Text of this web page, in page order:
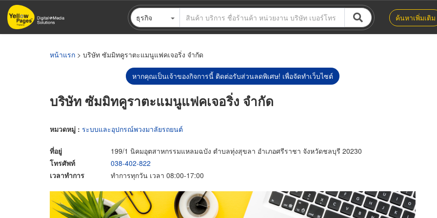
ข้าม
ไป
ธุรกิจ ค้นหาเพิ่มเติม
หน้าแรก > บริษัท ซัมมิทคูราตะแมนูแฟคเจอริ่ง จำกัด
หากคุณเป็นเจ้าของกิจการนี้ ติดต่อรับส่วนลดพิเศษ! เพื่อจัดทำเว็บไซต์
บริษัท ซัมมิทคูราตะแมนูแฟคเจอริ่ง จำกัด
หมวดหมู่ : ระบบและอุปกรณ์พวงมาลัยรถยนต์
ที่อยู่
199/1 นิคมอุตสาหกรรมแหลมฉบัง ตำบลทุ่งสุขลา อำเภอศรีราชา จังหวัดชลบุรี 20230
โทรศัพท์
038-402-822
เวลาทำการ
ทำการทุกวัน เวลา 08:00-17:00